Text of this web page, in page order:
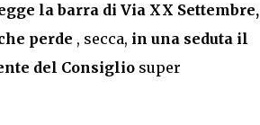
la barra di Via XX Settembre,
perde , secca, in una seduta il
del Consigliosuper